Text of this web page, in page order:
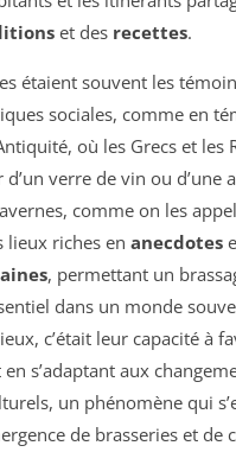
et des recettes.
étaient souvent les
sociales, comme en
où les Grecs et les
verre de vin ou d’une
comme on les
lieux riches en anecdotes
, permettant un
dans un monde
c’était leur capacité à
s’adaptant aux
un phénomène qui
de brasseries et de